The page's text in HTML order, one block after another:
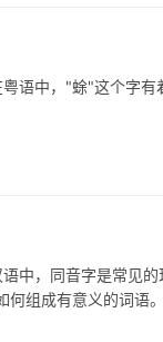
，"蜍"这个字有着
同音字是常见的现
如何组成有意义的词